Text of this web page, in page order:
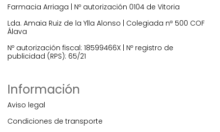
Farmacia Arriaga | Nº autorización 0104 de Vitoria
Lda. Amaia Ruiz de la Ylla Alonso | Colegiada nª 500 COF
Álava
Nº autorización fiscal: 18599466X | Nº registro de
publicidad (RPS): 65/21
Información
Aviso legal
Condiciones de transporte